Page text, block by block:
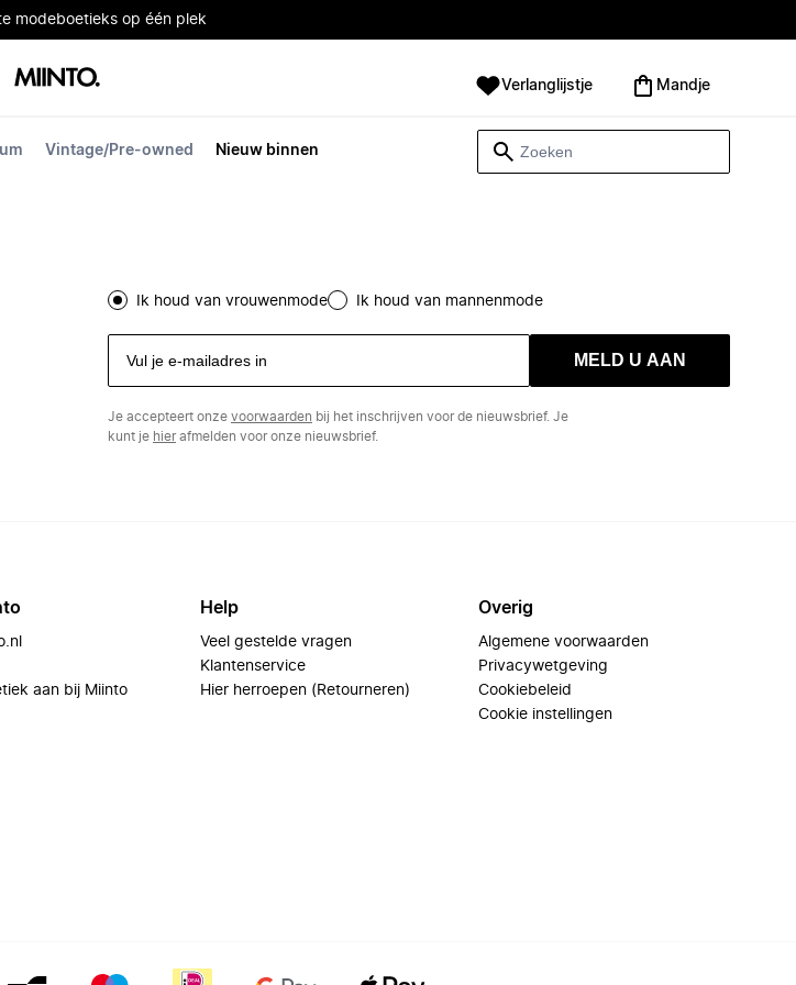
modeboetieks op één plek
Vintage/Pre-owned Nieuw binnen
Verlanglijstje Mandje
Ik houd van vrouwenmode Ik houd van mannenmode
MELD U AAN
Je accepteert onze voorwaarden bij het inschrijven voor de nieuwsbrief. Je
kunt je hierafmelden voor onze nieuwsbrief.
aan bij Miinto
Help
Veel gestelde vragen
Klantenservice
Hier herroepen (Retourneren)
Overig
Algemene voorwaarden
Privacywetgeving
Cookiebeleid
Cookie instellingen